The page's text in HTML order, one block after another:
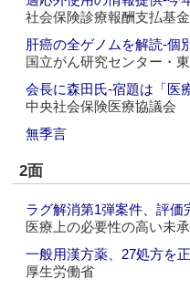
社会保険診療報酬支払基
肝癌の全ゲノムを解読‐個
国立がん研究センター・
会長に森田氏‐宿題は「医
中央社会保険医療協議会
無季言
2面
ラグ解消第1弾案件、評価
医療上の必要性の高い未
一般用漢方薬、27処方を
厚生労働省